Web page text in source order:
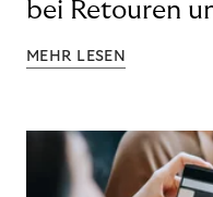
bei Retouren
MEHR LESEN